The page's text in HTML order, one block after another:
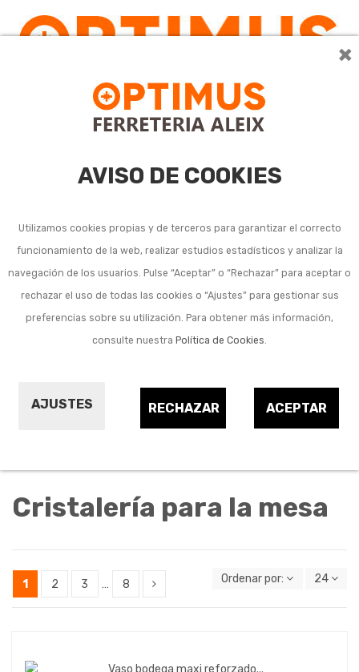
×
AVISO DE COOKIES
Utilizamos cookies propias y de terceros para garantizar el correcto
funcionamiento de la web, realizar estudios estadísticos y analizar la
navegación de los usuarios. Pulse “Aceptar” o “Rechazar” para aceptar o
rechazar el uso de todas las cookies o “Ajustes” para gestionar sus
preferencias sobre su utilización. Para obtener más información,
consulte nuestra Política de Cookies.
AJUSTES ACEPTAR
RECHAZAR
Listado de subcategorías en Cristalería para la mesa:
Cristalería para la mesa
1 2 3 … 8 Ordenar por: 24